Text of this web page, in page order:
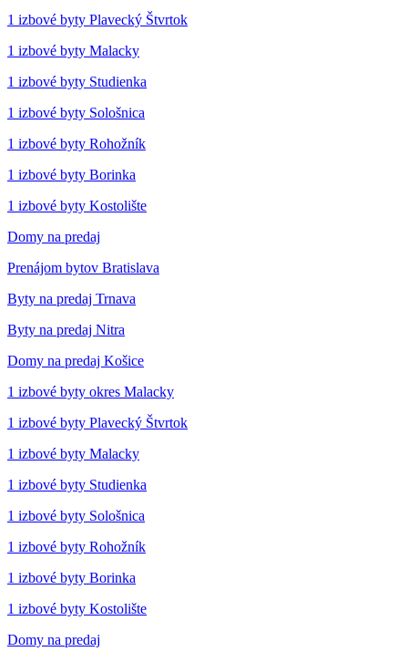
1 izbové byty Plavecký Štvrtok
1 izbové byty Malacky
1 izbové byty Studienka
1 izbové byty Sološnica
1 izbové byty Rohožník
1 izbové byty Borinka
1 izbové byty Kostolište
Domy na predaj
Prenájom bytov Bratislava
Byty na predaj Trnava
Byty na predaj Nitra
Domy na predaj Košice
1 izbové byty okres Malacky
1 izbové byty Plavecký Štvrtok
1 izbové byty Malacky
1 izbové byty Studienka
1 izbové byty Sološnica
1 izbové byty Rohožník
1 izbové byty Borinka
1 izbové byty Kostolište
Domy na predaj